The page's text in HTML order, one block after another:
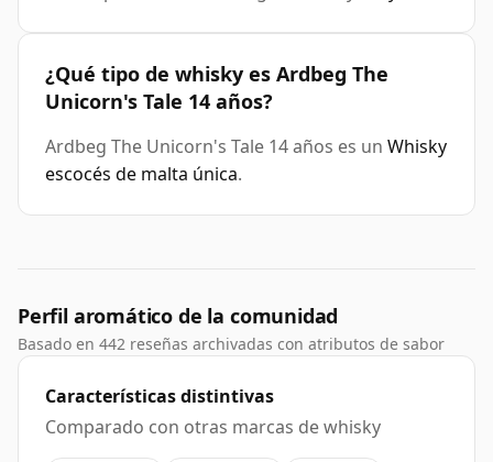
¿Qué tipo de whisky es Ardbeg The
Unicorn's Tale 14 años?
Ardbeg The Unicorn's Tale 14 años es un Whisky
escocés de malta única.
Perfil aromático de la comunidad
Basado en 442 reseñas archivadas con atributos de sabor
Características distintivas
Comparado con otras marcas de whisky